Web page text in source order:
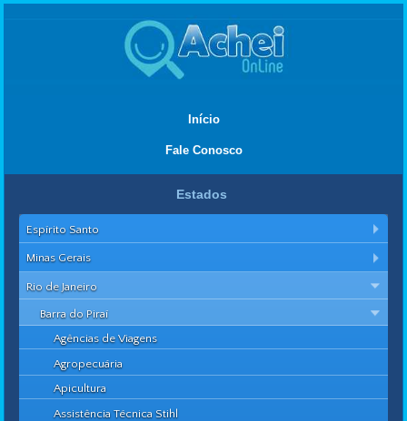
Início
Fale Conosco
Estados
Espírito Santo
Minas Gerais
Rio de Janeiro
Barra do Piraí
Agências de Viagens
Agropecuária
Apicultura
Assistência Técnica Stihl